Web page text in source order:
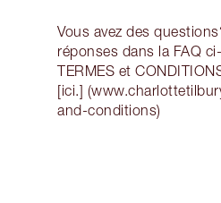
Vous avez des
réponses dans la FAQ
TERMES et
[ici.]
and-conditions)